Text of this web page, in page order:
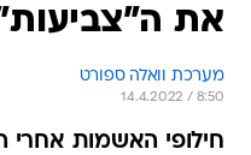
את
מערכת וואלה ספורט
14.4.2022 / 8:50
חילופי האשמות אחרי